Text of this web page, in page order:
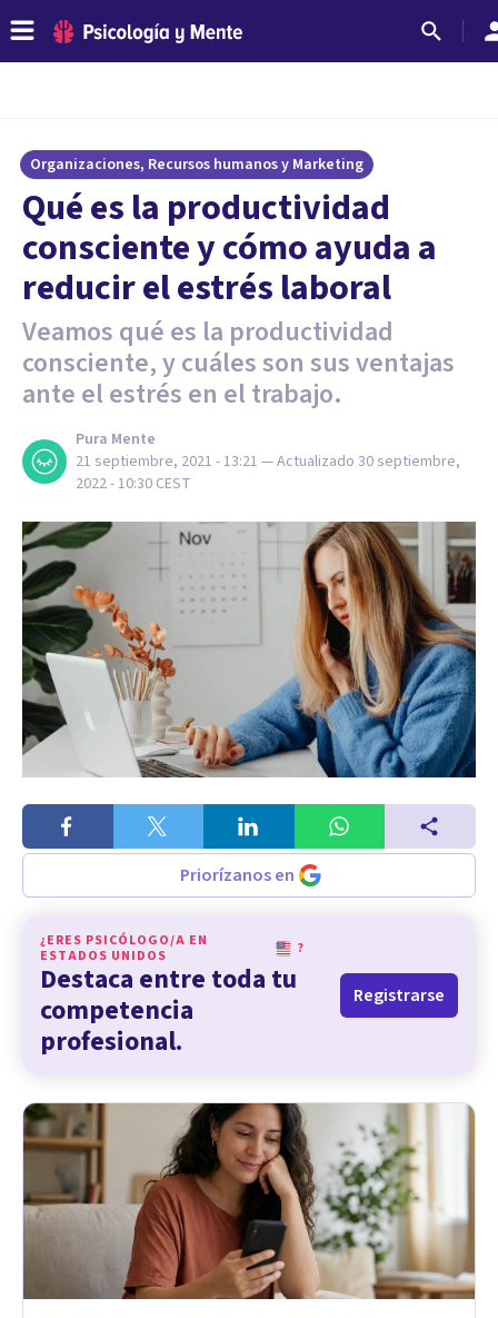
Organizaciones, Recursos humanos y Marketing
Qué es la productividad
consciente y cómo ayuda a
reducir el estrés laboral
Veamos qué es la productividad
consciente, y cuáles son sus ventajas
ante el estrés en el trabajo.
Pura Mente
21 septiembre, 2021 - 13:21 — Actualizado 30 septiembre,
2022 - 10:30 CEST
Priorízanos en
¿ERES PSICÓLOGO/A EN
ESTADOS UNIDOS
?
Destaca entre toda tu
competencia
profesional.
Registrarse